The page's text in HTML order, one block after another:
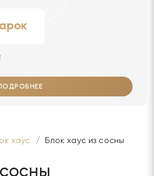
ПОДРОБНЕЕ
хаус Блок хаус из сосны